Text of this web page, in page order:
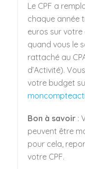
Le CPF a
chaque année
euros sur
quand vous le
rattaché au
d’Activité).
votre budget
Bon à savoir :
peuvent être
pour cela,
votre CPF.